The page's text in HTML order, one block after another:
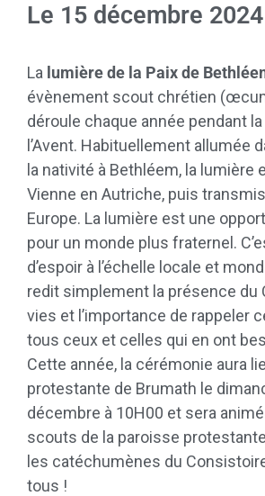
Le 15 décembre 2024
La lumière de la Paix de
évènement scout chrétien
déroule chaque année pendant
l’Avent. Habituellement allumée
la nativité à Bethléem, la lumière
Vienne en Autriche, puis
Europe. La lumière est une
pour un monde plus fraternel.
d’espoir à l’échelle locale et
redit simplement la présence du
vies et l’importance de rappeler
tous ceux et celles qui en ont
Cette année, la cérémonie aura
protestante de Brumath le
décembre à 10H00 et sera
scouts de la paroisse
les catéchumènes du
tous !